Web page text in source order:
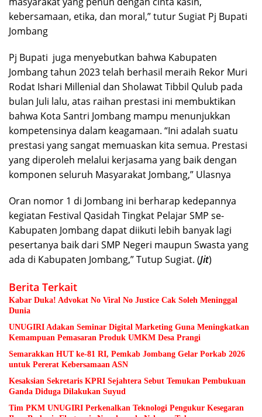
kebersamaan, etika, dan moral,” tutur Sugiat Pj Bupati
Jombang
Pj Bupati juga menyebutkan bahwa Kabupaten
Jombang tahun 2023 telah berhasil meraih Rekor Muri
Rodat Ishari Millenial dan Sholawat Tibbil Qulub pada
bulan Juli lalu, atas raihan prestasi ini membuktikan
bahwa Kota Santri Jombang mampu menunjukkan
kompetensinya dalam keagamaan. “Ini adalah suatu
prestasi yang sangat memuaskan kita semua. Prestasi
yang diperoleh melalui kerjasama yang baik dengan
komponen seluruh Masyarakat Jombang,” Ulasnya
Oran nomor 1 di Jombang ini berharap kedepannya
kegiatan Festival Qasidah Tingkat Pelajar SMP se-
Kabupaten Jombang dapat diikuti lebih banyak lagi
pesertanya baik dari SMP Negeri maupun Swasta yang
ada di Kabupaten Jombang,” Tutup Sugiat. (Jit)
Berita Terkait
Kabar Duka! Advokat No Viral No Justice Cak Soleh Meninggal
Dunia
UNUGIRI Adakan Seminar Digital Marketing Guna Meningkatkan
Kemampuan Pemasaran Produk UMKM Desa Prangi
Semarakkan HUT ke-81 RI, Pemkab Jombang Gelar Porkab 2026
untuk Pererat Kebersamaan ASN
Kesaksian Sekretaris KPRI Sejahtera Sebut Temukan Pembukuan
Ganda Diduga Dilakukan Suyud
Tim PKM UNUGIRI Perkenalkan Teknologi Pengukur Kesegaran